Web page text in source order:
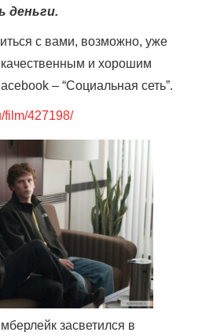
деньги.
с вами, возможно, уже
и хорошим
– “Социальная сеть”.
film/427198/
засветился в